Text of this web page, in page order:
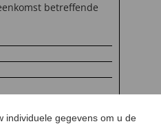
betreffende
individuele gegevens om u de